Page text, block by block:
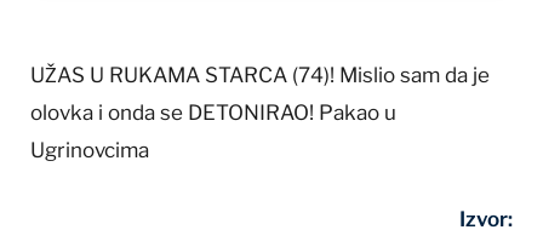
UŽAS U RUKAMA STARCA (74)! Mislio sam da je
olovka i onda se DETONIRAO! Pakao u
Ugrinovcima
Izvor: